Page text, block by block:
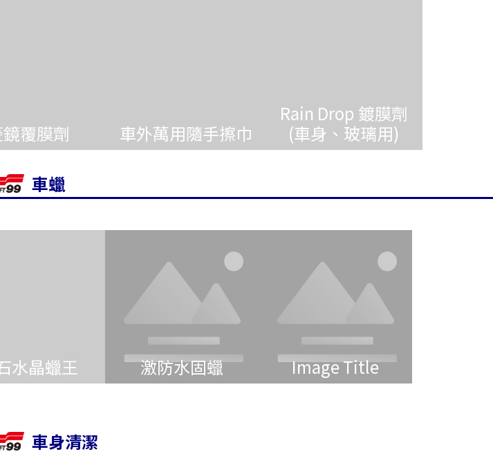
覆膜劑 車外萬用隨手擦巾
Rain Drop 鍍膜劑
(車身、玻璃用)
車蠟
水晶蠟王 激防水固蠟 Image Title
車身清潔